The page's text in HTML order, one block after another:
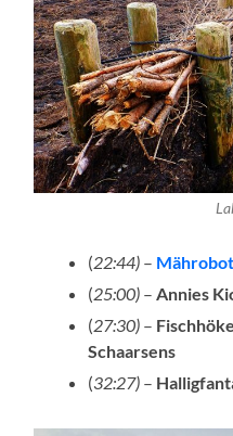
(22:44) –
(25:00) –Annies
(27:30) –
Schaarsens
(32:27) –